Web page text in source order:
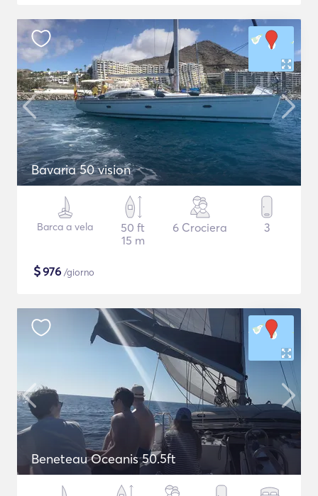
Bavaria 50 vision
Barca a vela
50 ft
15 m
6 Crociera 3
$976 /giorno
Beneteau Oceanis 50.5ft